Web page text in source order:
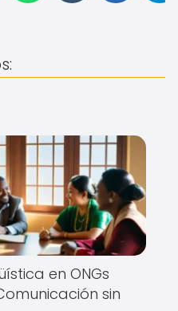
en ONGs
sin